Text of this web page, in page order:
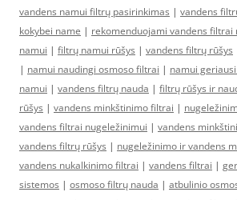
vandens namui filtrų pasirinkimas | vandens
kokybei name | rekomenduojami vandens filtrai
namui | filtrų namui rūšys | vandens filtrų rūšys
| namui naudingi osmoso filtrai | namui
namui | vandens filtrų nauda | filtrų rūšys ir
rūšys | vandens minkštinimo filtrai |
vandens filtrai nugeležinimui | vandens
vandens filtrų rūšys | nugeležinimo ir vandens
vandens nukalkinimo filtrai | vandens filtrai |
sistemos | osmoso filtrų nauda | atbulinio